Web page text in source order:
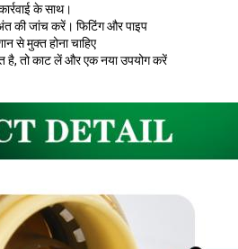
के साथ।
की जांच करें। फिटिंग और पाइप
से मुक्त होना चाहिए
है, तो काट लें और एक नया उपयोग करें